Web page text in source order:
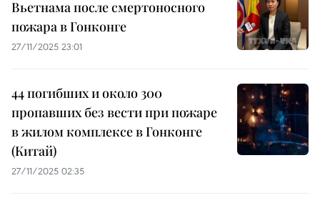
Вьетнама после смертоносного
пожара в Гонконге
27/11/2025 23:01
44 погибших и около 300
пропавших без вести при пожаре
в жилом комплексе в Гонконге
(Китай)
27/11/2025 02:35